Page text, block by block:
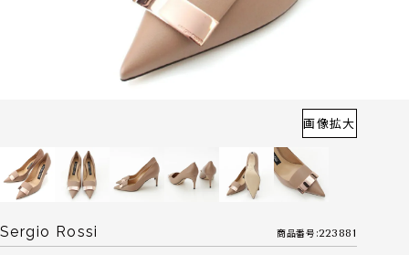
画像拡大
Sergio Rossi 商品番号 223881